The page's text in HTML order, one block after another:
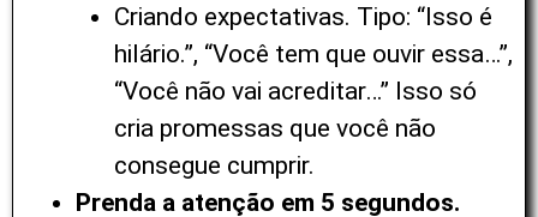
Criando expectativas. Tipo: “Isso é
hilário.”, “Você tem que ouvir essa…”,
“Você não vai acreditar…” Isso só
cria promessas que você não
consegue cumprir.
Prenda a atenção em 5 segundos.